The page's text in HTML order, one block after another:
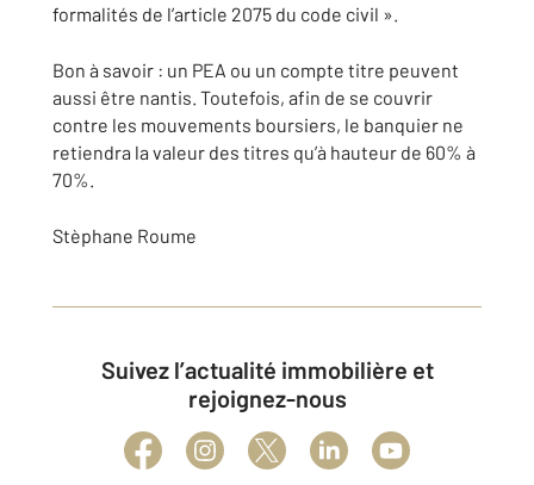
formalités de l’article 2075 du code civil ».
Bon à savoir : un PEA ou un compte titre peuvent
aussi être nantis. Toutefois, afin de se couvrir
contre les mouvements boursiers, le banquier ne
retiendra la valeur des titres qu’à hauteur de 60% à
70%.
Stèphane Roume
Suivez l’actualité immobilière et
rejoignez-nous